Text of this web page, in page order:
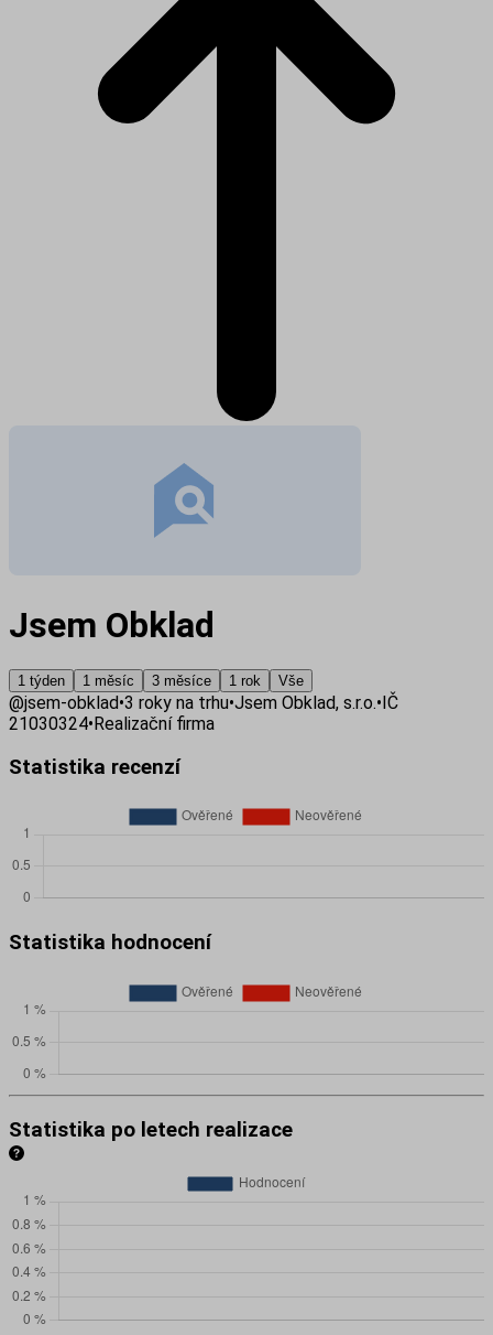
Jsem Obklad
1 týden 1 měsíc 3 měsíce 1 rok Vše
@jsem-obklad•3 roky na trhu•Jsem Obklad, s.r.o.•IČ
21030324•Realizační firma
Statistika recenzí
Statistika hodnocení
Statistika po letech realizace